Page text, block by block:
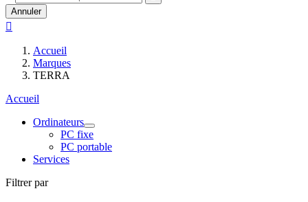
Annuler

Accueil
Marques
TERRA
Accueil
Ordinateurs
PC fixe
PC portable
Services
Filtrer par